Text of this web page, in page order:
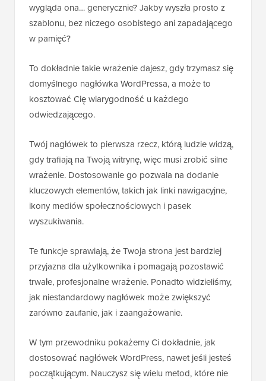
wygląda ona… generycznie? Jakby wyszła prosto z
szablonu, bez niczego osobistego ani zapadającego
w pamięć?
To dokładnie takie wrażenie dajesz, gdy trzymasz się
domyślnego nagłówka WordPressa, a może to
kosztować Cię wiarygodność u każdego
odwiedzającego.
Twój nagłówek to pierwsza rzecz, którą ludzie widzą,
gdy trafiają na Twoją witrynę, więc musi zrobić silne
wrażenie. Dostosowanie go pozwala na dodanie
kluczowych elementów, takich jak linki nawigacyjne,
ikony mediów społecznościowych i pasek
wyszukiwania.
Te funkcje sprawiają, że Twoja strona jest bardziej
przyjazna dla użytkownika i pomagają pozostawić
trwałe, profesjonalne wrażenie. Ponadto widzieliśmy,
jak niestandardowy nagłówek może zwiększyć
zarówno zaufanie, jak i zaangażowanie.
W tym przewodniku pokażemy Ci dokładnie, jak
dostosować nagłówek WordPress, nawet jeśli jesteś
początkującym. Nauczysz się wielu metod, które nie